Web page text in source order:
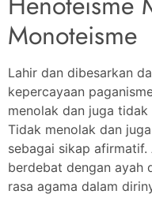
Monoteisme
Lahir dan dibesarkan
kepercayaan
menolak dan juga
Tidak menolak dan
sebagai sikap
berdebat dengan ayah
rasa agama dalam